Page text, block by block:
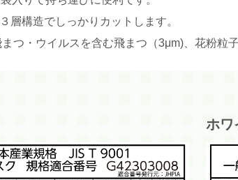
層構造でしっかりカットします。
まつ・ウイルスを含む飛まつ（3μm)、花粉粒
ホワ